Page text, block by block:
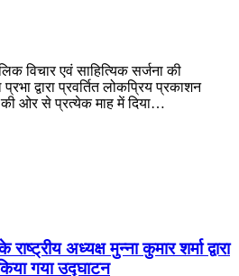
विचार एवं साहित्यिक सर्जना की
द्वारा प्रवर्तित लोकप्रिय प्रकाशन
ओर से प्रत्येक माह में दिया…
अध्यक्ष मुन्ना कुमार शर्मा द्वारा
गया उद्घाटन